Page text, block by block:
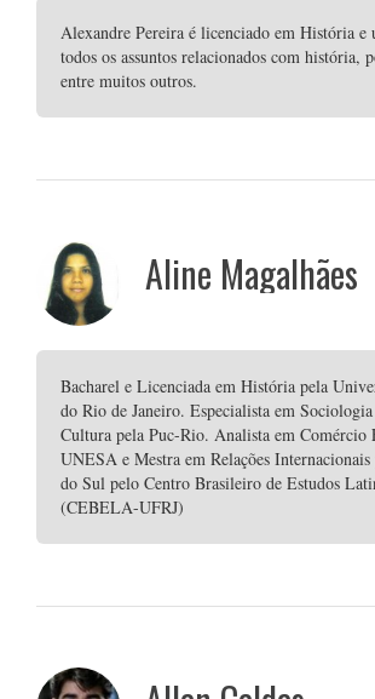
Alexandre Pereira é licenciado em História e
todos os assuntos relacionados com história,
entre muitos outros.
Aline Magalhães
Bacharel e Licenciada em História pela
do Rio de Janeiro. Especialista em
Cultura pela Puc-Rio. Analista em Comércio
UNESA e Mestra em Relações
do Sul pelo Centro Brasileiro de Estudos
(CEBELA-UFRJ)